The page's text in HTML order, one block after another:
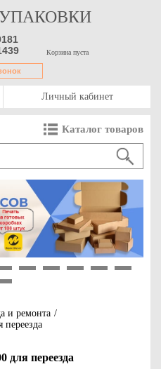
Корзина пуста
Личный кабинет
Каталог товаров
и ремонта /
для переезда